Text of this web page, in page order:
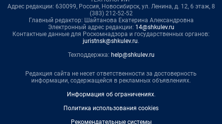
Адрес редакции: 630099, Россия, Новосибирск, ул. Ленина, д. 12, 6 этаж, 8
(383) 212-52-52
Главный редактор: Шайтанова Екатерина Александровна
Электронный адрес редакции: 14@shkulev.ru
Контактные данные для Роскомнадзора и государственных органов:
juristnsk@shkulev.ru.
Техподдержка: help@shkulev.ru
Редакция сайта не несет ответственности за достоверность
информации, содержащейся в рекламных объявлениях.
Информация об ограничениях.
Политика использования cookies
Рекомендательные системы